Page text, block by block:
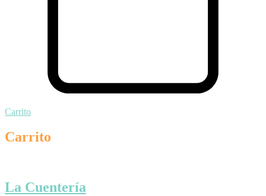
Carrito
Carrito
La Cuentería